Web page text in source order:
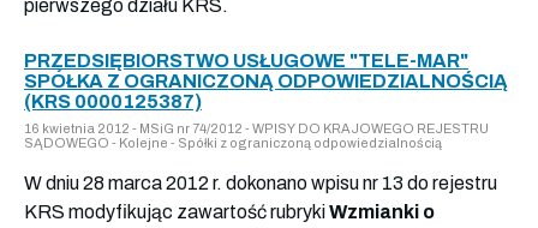
pierwszego działu KRS.
PRZEDSIĘBIORSTWO USŁUGOWE "TELE-MAR"
SPÓŁKA Z OGRANICZONĄ ODPOWIEDZIALNOŚCIĄ
(KRS 0000125387)
16 kwietnia 2012 - MSiG nr 74/2012 - WPISY DO KRAJOWEGO REJESTRU
SĄDOWEGO - Kolejne - Spółki z ograniczoną odpowiedzialnością
W dniu 28 marca 2012 r. dokonano wpisu nr 13 do rejestru
KRS modyfikując zawartość rubrykiWzmianki o